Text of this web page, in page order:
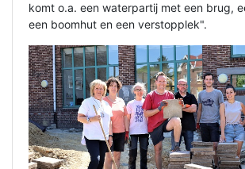
komt o.a. een waterpartij met een brug,
een boomhut en een verstopplek".